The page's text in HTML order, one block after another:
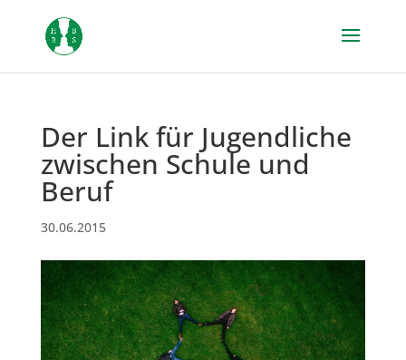
Der Link für Jugendliche
zwischen Schule und
Beruf
30.06.2015